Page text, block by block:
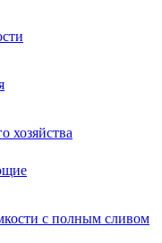
хозяйства
с полным сливом